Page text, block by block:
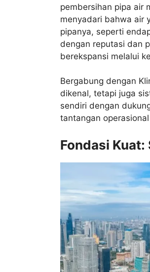
pembersihan pipa air
menyadari bahwa air
pipanya, seperti
dengan reputasi dan
berekspansi melalui
Bergabung dengan
dikenal, tetapi juga
sendiri dengan
tantangan
Fondasi Kuat: